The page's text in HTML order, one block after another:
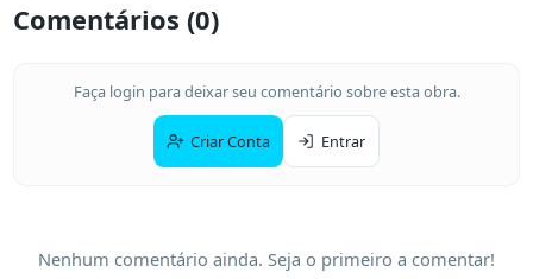
Comentários (0)
Faça login para deixar seu comentário sobre esta obra.
Criar Conta Entrar
Nenhum comentário ainda. Seja o primeiro a comentar!